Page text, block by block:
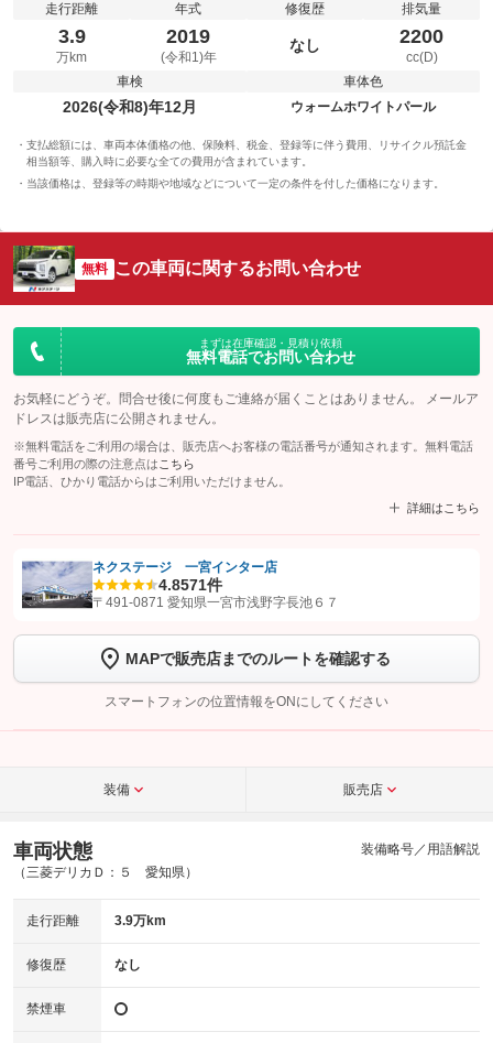
走行距離
3.9
万km
年式
2019
(令和1)年
修復歴
なし
排気量
2200
cc(D)
車検
2026(令和8)年12月
車体色
ウォームホワイトパール
支払総額には、車両本体価格の他、保険料、税金、登録等に伴う費用、リサイクル預託金
相当額等、購入時に必要な全ての費用が含まれています。
当該価格は、登録等の時期や地域などについて一定の条件を付した価格になります。
無料 この車両に関するお問い合わせ
まずは在庫確認・見積り依頼
無料電話でお問い合わせ
お気軽にどうぞ。問合せ後に何度もご連絡が届くことはありません。 メールア
ドレスは販売店に公開されません。
※無料電話をご利用の場合は、販売店へお客様の電話番号が通知されます。無料電話
番号ご利用の際の注意点は こちら
IP電話、ひかり電話からはご利用いただけません。
詳細はこちら
【STEP1】認証画面でグーネットを友だち追加してから「許可する」ボタンを押
トーク画面で
ボタンをタップして問い合わせを
完了してください。
こちら
ネクステージ 一宮インター店
4.8571件
〒491-0871 愛知県一宮市浅野字長池６７
MAPで販売店までのルートを確認する
スマートフォンの位置情報をONにしてください
装備 販売店
車両状態
（三菱デリカＤ：５ 愛知県）
装備略号／用語解説
走行距離 3.9万km
修復歴 なし
禁煙車